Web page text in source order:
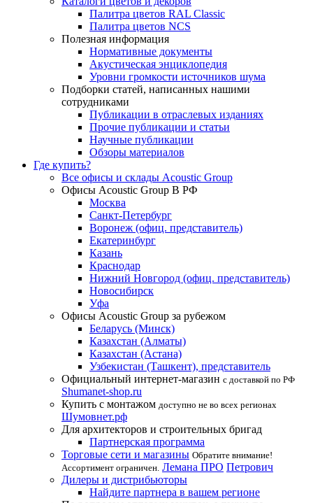
Палитра цветов RAL Сlassic
Палитра цветов NCS
Полезная информация
Нормативные документы
Акустическая энциклопедия
Уровни громкости источников шума
Подборки статей, написанных нашими
сотрудниками
Публикации в отраслевых изданиях
Прочие публикации и статьи
Научные публикации
Обзоры материалов
Где купить?
Все офисы и склады Acoustic Group
Офисы Acoustic Group В РФ
Москва
Санкт-Петербург
Воронеж (офиц. представитель)
Екатеринбург
Казань
Краснодар
Нижний Новгород (офиц. представитель)
Новосибирск
Уфа
Офисы Acoustic Group за рубежом
Беларусь (Минск)
Казахстан (Алматы)
Казахстан (Астана)
Узбекистан (Ташкент), представитель
Официальный интернет-магазин с доставкой по РФ
Shumanet-shop.ru
Купить с монтажом доступно не во всех регионах
Шумовнет.рф
Для архитекторов и строительных бригад
Партнерская программа
Торговые сети и магазины Обратите внимание!
Ассортимент ограничен. Лемана ПРО Петрович
Дилеры и дистрибьюторы
Найдите партнера в вашем регионе